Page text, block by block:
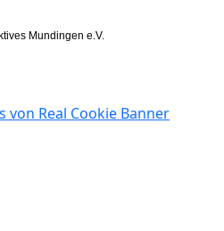
Mundingen e.V.
von Real Cookie Banner